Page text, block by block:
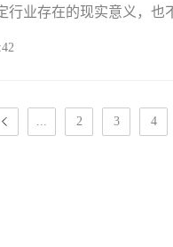
行业存在的现实意义，
... 2 3 4